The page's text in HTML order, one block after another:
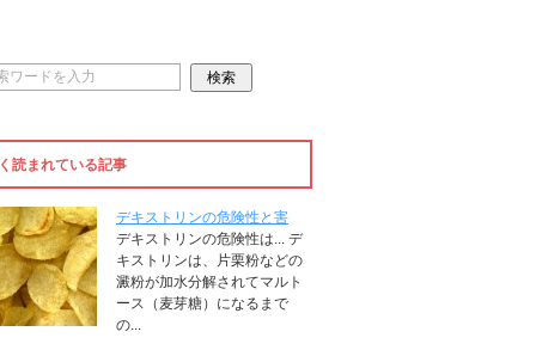
読まれている記事
デキストリンの危険性と害
デキストリンの危険性は... デ
キストリンは、片栗粉などの
澱粉が加水分解されてマルト
ース（麦芽糖）になるまで
の...